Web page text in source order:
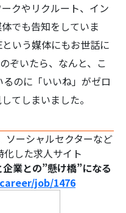
索:
クやリクルート、イン
でも告知をしていま
いう媒体にもお世話に
ぞいたら、なんと、こ
のに「いいね」がゼロ
てしまいました。
ソーシャルセクターなど
化した求人サイト
業との”懸け橋”になる
job/1476